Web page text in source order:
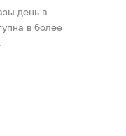
день в
в более